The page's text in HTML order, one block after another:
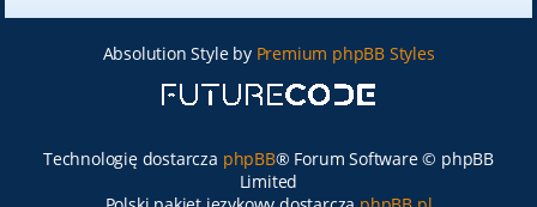
Absolution Style by Premium phpBB Styles
Technologię dostarcza phpBB® Forum Software © phpBB
Limited